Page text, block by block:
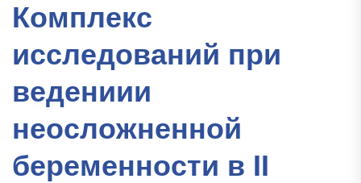
Комплекс
исследований при
ведениии
неосложненной
беременности в II